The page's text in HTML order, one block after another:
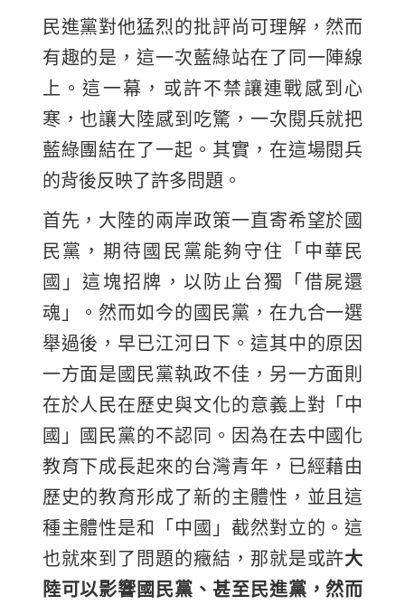
民進黨對他猛烈的批評尚可理解，然而
有趣的是，這一次藍綠站在了同一陣線
上。這一幕，或許不禁讓連戰感到心
寒，也讓大陸感到吃驚，一次閱兵就把
藍綠團結在了一起。其實，在這場閱兵
的背後反映了許多問題。
首先，大陸的兩岸政策一直寄希望於國
民黨，期待國民黨能夠守住「中華民
國」這塊招牌，以防止台獨「借屍還
魂」。然而如今的國民黨，在九合一選
舉過後，早已江河日下。這其中的原因
一方面是國民黨執政不佳，另一方面則
在於人民在歷史與文化的意義上對「中
國」國民黨的不認同。因為在去中國化
教育下成長起來的台灣青年，已經藉由
歷史的教育形成了新的主體性，並且這
種主體性是和「中國」截然對立的。這
也就來到了問題的癥結，那就是或許大
陸可以影響國民黨、甚至民進黨，然而